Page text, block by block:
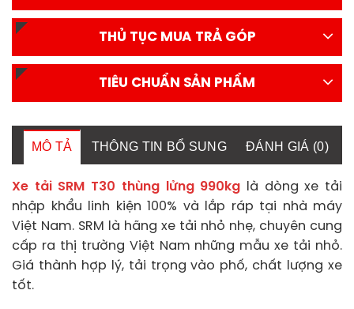
THỦ TỤC MUA TRẢ GÓP
TIÊU CHUẨN SẢN PHẨM
MÔ TẢ THÔNG TIN BỔ SUNG ĐÁNH GIÁ (0)
Xe tải SRM T30 thùng lửng 990kg là dòng xe tải
nhập khẩu linh kiện 100% và lắp ráp tại nhà máy
Việt Nam. SRM là hãng xe tải nhỏ nhẹ, chuyên cung
cấp ra thị trường Việt Nam những mẫu xe tải nhỏ.
Giá thành hợp lý, tải trọng vào phố, chất lượng xe
tốt.